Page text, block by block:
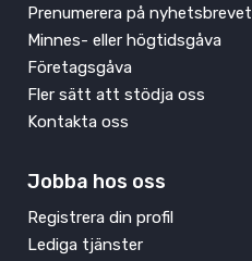
Prenumerera på nyhetsbrevet
Minnes- eller högtidsgåva
Företagsgåva
Fler sätt att stödja oss
Kontakta oss
Jobba hos oss
Registrera din profil
Lediga tjänster